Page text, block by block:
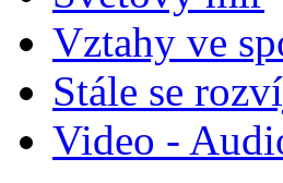
Vztahy ve
Stále se
Video -